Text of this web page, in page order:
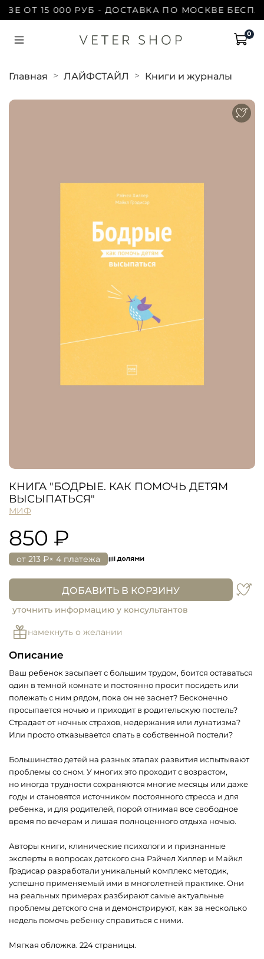
ОТ 15 000 РУБ - ДОСТАВКА ПО МОСКВЕ
0
Главная ЛАЙФСТАЙЛ Книги и журналы
КНИГА "БОДРЫЕ. КАК ПОМОЧЬ ДЕТЯМ
ВЫСЫПАТЬСЯ"
МИФ
850 ₽
от 213 ₽× 4 платежа
ДОБАВИТЬ В КОРЗИНУ
уточнить информацию у консультантов
намекнуть о желании
Описание
Ваш ребенок засыпает с большим трудом, боится оставаться
один в темной комнате и постоянно просит посидеть или
полежать с ним рядом, пока он не заснет? Бесконечно
просыпается ночью и приходит в родительскую постель?
Страдает от ночных страхов, недержания или лунатизма?
Или просто отказывается спать в собственной постели?
Большинство детей на разных этапах развития испытывают
проблемы со сном. У многих это проходит с возрастом,
но иногда трудности сохраняются многие месяцы или даже
годы и становятся источником постоянного стресса и для
ребенка, и для родителей, порой отнимая все свободное
время по вечерам и лишая полноценного отдыха ночью.
Авторы книги, клинические психологи и признанные
эксперты в вопросах детского сна Рэйчел Хиллер и Майкл
Грэдисар разработали уникальный комплекс методик,
успешно применяемый ими в многолетней практике. Они
на реальных примерах разбирают самые актуальные
проблемы детского сна и демонстрируют, как за несколько
недель помочь ребенку справиться с ними.
Мягкая обложка. 224 страницы.